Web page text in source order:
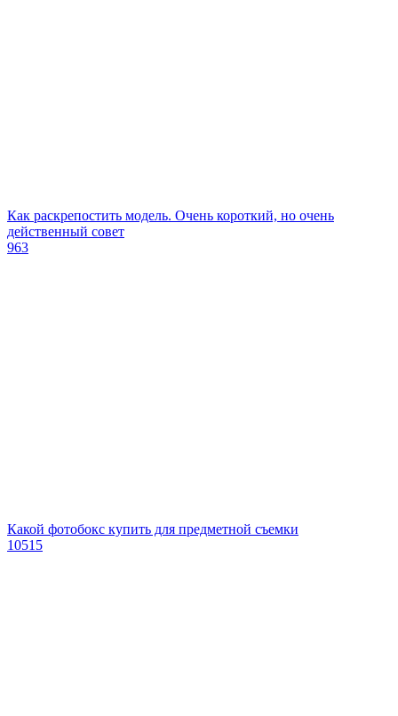
Как раскрепостить модель. Очень короткий, но очень
действенный совет
963
Какой фотобокс купить для предметной съемки
10515